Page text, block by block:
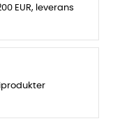
EUR, leverans